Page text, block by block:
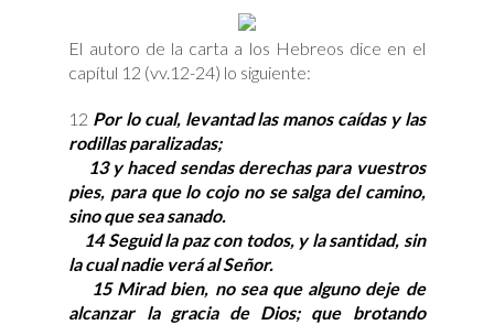
El autoro de la carta a los Hebreos dice en el
capítul 12 (vv.12-24) lo siguiente:
12 Por lo cual, levantad las manos caídas y las
rodillas paralizadas;
13 y haced sendas derechas para vuestros
pies, para que lo cojo no se salga del camino,
sino que sea sanado.
14 Seguid la paz con todos, y la santidad, sin
la cual nadie verá al Señor.
15 Mirad bien, no sea que alguno deje de
alcanzar la gracia de Dios; que brotando